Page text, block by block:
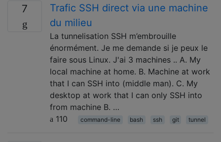
7
Trafic SSH direct via une machine
du milieu
La tunnelisation SSH m’embrouille
énormément. Je me demande si je peux le
faire sous Linux. J'ai 3 machines .. A. My
local machine at home. B. Machine at work
that I can SSH into (middle man). C. My
desktop at work that I can only SSH into
from machine B. …
110
command-line bash ssh git tunnel